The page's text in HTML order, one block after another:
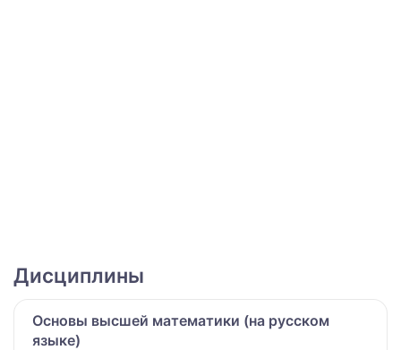
Дисциплины
Основы высшей математики (на русском
языке)